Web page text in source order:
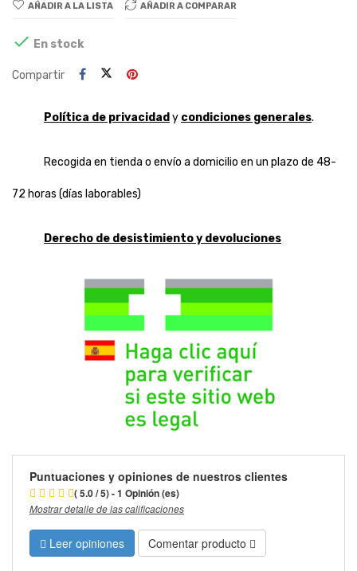
AÑADIR A LA LISTA AÑADIR A COMPARAR
 En stock
Compartir
Política de privacidad y condiciones generales.
Recogida en tienda o envío a domicilio en un plazo de 48-
72 horas (días laborables)
Derecho de desistimiento y devoluciones
Puntuaciones y opiniones de nuestros clientes
( 5.0 / 5) - 1 Opinión (es)
Mostrar detalle de las calificaciones
Leer opiniones Comentar producto